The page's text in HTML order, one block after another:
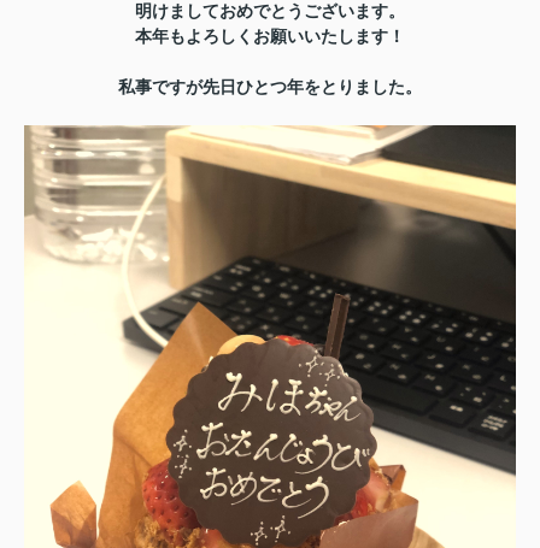
明けましておめでとうございます。
本年もよろしくお願いいたします！
私事ですが先日ひとつ年をとりました。